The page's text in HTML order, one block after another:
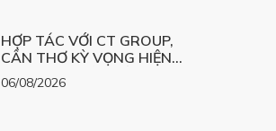
TRIỂN CÁC SẢN PHẨM
CÔNG NGHỆ CHIẾN LƯỢC
HỢP TÁC VỚI CT GROUP,
CẦN THƠ KỲ VỌNG HIỆN
THỰC HÓA LỜI GIẢI CÔNG
NGHỆ CHO CÁC BÀI TOÁN
06/08/2026